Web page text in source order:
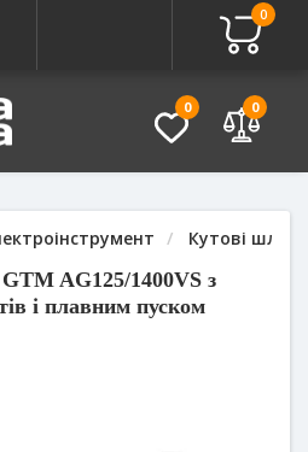
0
0 0
Кутові
AG125/1400VS з
і плавним пуском
Питання - Відповідь